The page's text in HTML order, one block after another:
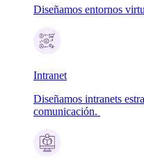
Diseñamos entornos
Intranet
Diseñamos intranets
comunicación.